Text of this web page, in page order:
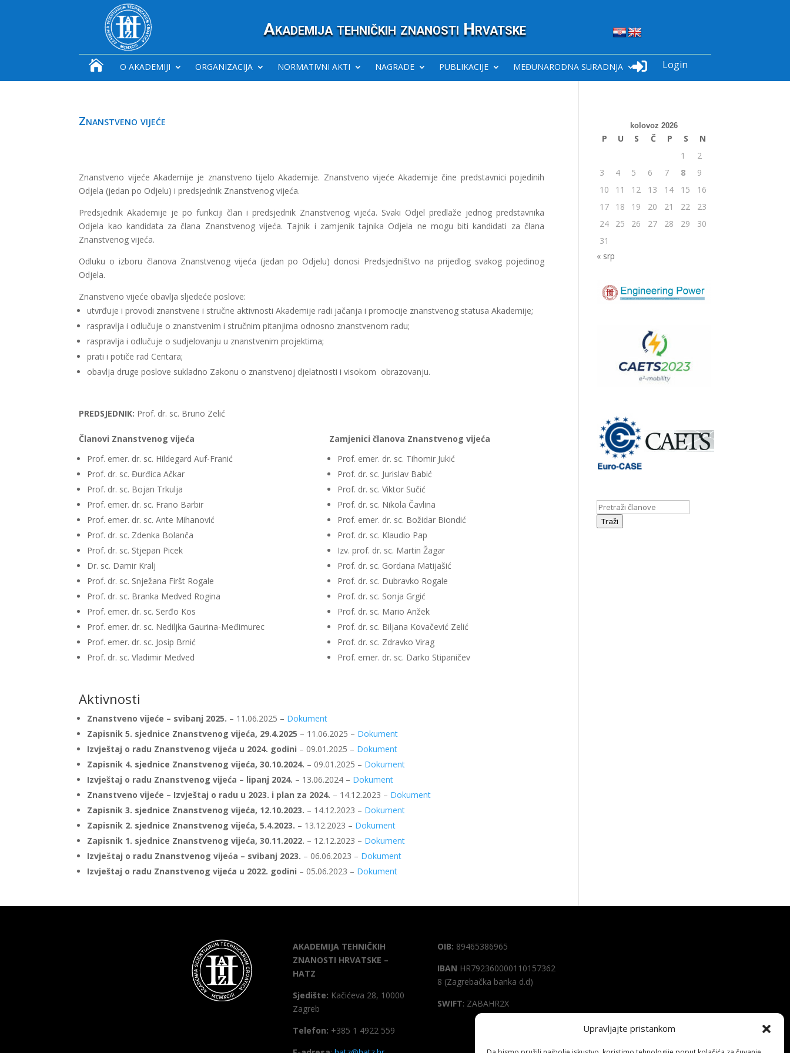
Upravljajte pristankom
Akademija tehničkih znanosti Hrvatske
 O AKADEMIJI ORGANIZACIJA NORMATIVNI AKTI NAGRADE PUBLIKACIJE MEĐUNARODNA SURADNJA  Login
Znanstveno vijeće
Znanstveno vijeće Akademije je znanstveno tijelo Akademije. Znanstveno vijeće Akademije čine predstavnici pojedinih
Odjela (jedan po Odjelu) i predsjednik Znanstvenog vijeća.
Predsjednik Akademije je po funkciji član i predsjednik Znanstvenog vijeća. Svaki Odjel predlaže jednog predstavnika
Odjela kao kandidata za člana Znanstvenog vijeća. Tajnik i zamjenik tajnika Odjela ne mogu biti kandidati za člana
Znanstvenog vijeća.
Odluku o izboru članova Znanstvenog vijeća (jedan po Odjelu) donosi Predsjedništvo na prijedlog svakog pojedinog
Odjela.
Znanstveno vijeće obavlja sljedeće poslove:
utvrđuje i provodi znanstvene i stručne aktivnosti Akademije radi jačanja i promocije znanstvenog statusa Akademije;
raspravlja i odlučuje o znanstvenim i stručnim pitanjima odnosno znanstvenom radu;
raspravlja i odlučuje o sudjelovanju u znanstvenim projektima;
prati i potiče rad Centara;
obavlja druge poslove sukladno Zakonu o znanstvenoj djelatnosti i visokom obrazovanju.
PREDSJEDNIK: Prof. dr. sc. Bruno Zelić
Članovi Znanstvenog vijeća
Prof. emer. dr. sc. Hildegard Auf-Franić
Prof. dr. sc. Đurđica Ačkar
Prof. dr. sc. Bojan Trkulja
Prof. emer. dr. sc. Frano Barbir
Prof. emer. dr. sc. Ante Mihanović
Prof. dr. sc. Zdenka Bolanča
Prof. dr. sc. Stjepan Picek
Dr. sc. Damir Kralj
Prof. dr. sc. Snježana Firšt Rogale
Prof. dr. sc. Branka Medved Rogina
Prof. emer. dr. sc. Serđo Kos
Prof. emer. dr. sc. Nediljka Gaurina-Međimurec
Prof. emer. dr. sc. Josip Brnić
Prof. dr. sc. Vladimir Medved
Zamjenici članova Znanstvenog vijeća
Prof. emer. dr. sc. Tihomir Jukić
Prof. dr. sc. Jurislav Babić
Prof. dr. sc. Viktor Sučić
Prof. dr. sc. Nikola Čavlina
Prof. emer. dr. sc. Božidar Biondić
Prof. dr. sc. Klaudio Pap
Izv. prof. dr. sc. Martin Žagar
Prof. dr. sc. Gordana Matijašić
Prof. dr. sc. Dubravko Rogale
Prof. dr. sc. Sonja Grgić
Prof. dr. sc. Mario Anžek
Prof. dr. sc. Biljana Kovačević Zelić
Prof. dr. sc. Zdravko Virag
Prof. emer. dr. sc. Darko Stipaničev
Aktivnosti
Znanstveno vijeće – svibanj 2025. – 11.06.2025 – Dokument
Zapisnik 5. sjednice Znanstvenog vijeća, 29.4.2025 – 11.06.2025 – Dokument
Izvještaj o radu Znanstvenog vijeća u 2024. godini – 09.01.2025 – Dokument
Zapisnik 4. sjednice Znanstvenog vijeća, 30.10.2024. – 09.01.2025 – Dokument
Izvještaj o radu Znanstvenog vijeća – lipanj 2024. – 13.06.2024 – Dokument
Znanstveno vijeće – Izvještaj o radu u 2023. i plan za 2024. – 14.12.2023 – Dokument
Zapisnik 3. sjednice Znanstvenog vijeća, 12.10.2023. – 14.12.2023 – Dokument
Zapisnik 2. sjednice Znanstvenog vijeća, 5.4.2023. – 13.12.2023 – Dokument
Zapisnik 1. sjednice Znanstvenog vijeća, 30.11.2022. – 12.12.2023 – Dokument
Izvještaj o radu Znanstvenog vijeća – svibanj 2023. – 06.06.2023 – Dokument
Izvještaj o radu Znanstvenog vijeća u 2022. godini – 05.06.2023 – Dokument
kolovoz 2026
P U S Č P S
N
1
2
3
4 5 6 7 8
9
10
11 12 13 14 15
16
17
18 19 20 21 22
23
24
25 26 27 28 29
30
31
« srp
Traži
AKADEMIJA TEHNIČKIH
ZNANOSTI HRVATSKE –
HATZ
Sjedište: Kačićeva 28, 10000
Zagreb
Telefon: +385 1 4922 559
OIB: 89465386965
IBAN HR792360000110157362
8 (Zagrebačka banka d.d)
SWIFT: ZABAHR2X